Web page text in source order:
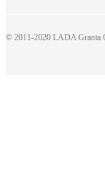
© 2011-2020 LADA Granta